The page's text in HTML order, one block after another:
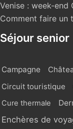
Venise : week-
Comment faire un
Séjour senior
Campagne
Circuit touristique
Cure thermale
Enchères de